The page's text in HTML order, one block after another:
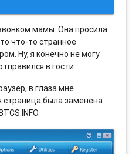
мамы. Она просила
что-то странное
Ну, я конечно не могу
в гости.
в глаза мне
страница была заменена